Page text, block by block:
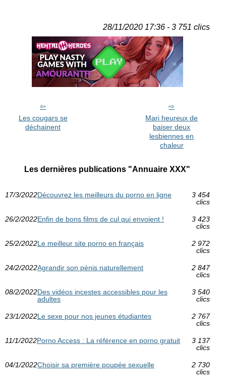
28/11/2020 17:36 - 3 751 clics
Les cougars se
déchainent
Mari heureux de
baiser deux
lesbiennes en
chaleur
Les dernières publications "Annuaire XXX"
17/3/2022Découvrez les meilleurs du porno en ligne
3 454
clics
26/2/2022Enfin de bons films de cul qui envoient !
3 423
clics
25/2/2022Le meilleur site porno en français
2 972
clics
24/2/2022Agrandir son pénis naturellement
2 847
clics
08/2/2022Des vidéos incestes accessibles pour les
adultes
3 540
clics
23/1/2022Le sexe pour nos jeunes étudiantes
2 767
clics
11/1/2022Porno Access : La référence en porno gratuit
3 137
clics
04/1/2022Choisir sa première poupée sexuelle
2 730
clics